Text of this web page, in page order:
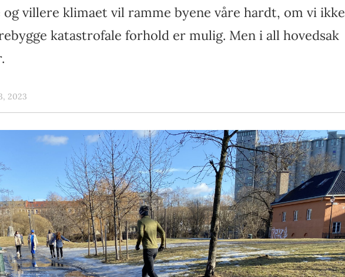
villere klimaet vil ramme byene våre hardt, om vi ikke
katastrofale forhold er mulig. Men i all hovedsak
2023